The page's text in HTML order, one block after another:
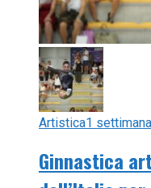
Artistica1
Ginnastica